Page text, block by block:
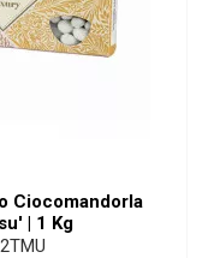
Ciocomandorla
| 1 Kg